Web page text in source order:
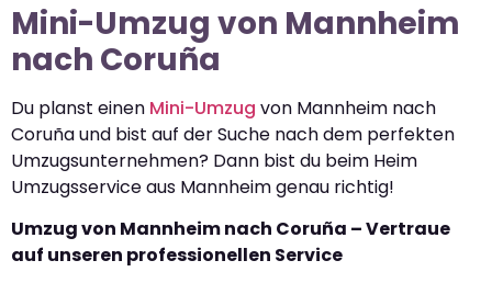
Mini-Umzug von Mannheim
nach Coruña
Du planst einen Mini-Umzug von Mannheim nach
Coruña und bist auf der Suche nach dem perfekten
Umzugsunternehmen? Dann bist du beim Heim
Umzugsservice aus Mannheim genau richtig!
Umzug von Mannheim nach Coruña – Vertraue
auf unseren professionellen Service